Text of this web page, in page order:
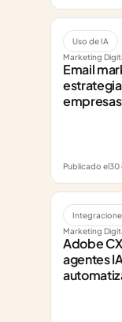
Uso de IA
Marketing
Email
empresas
Publicado el30
Marketing
Adobe
agentes